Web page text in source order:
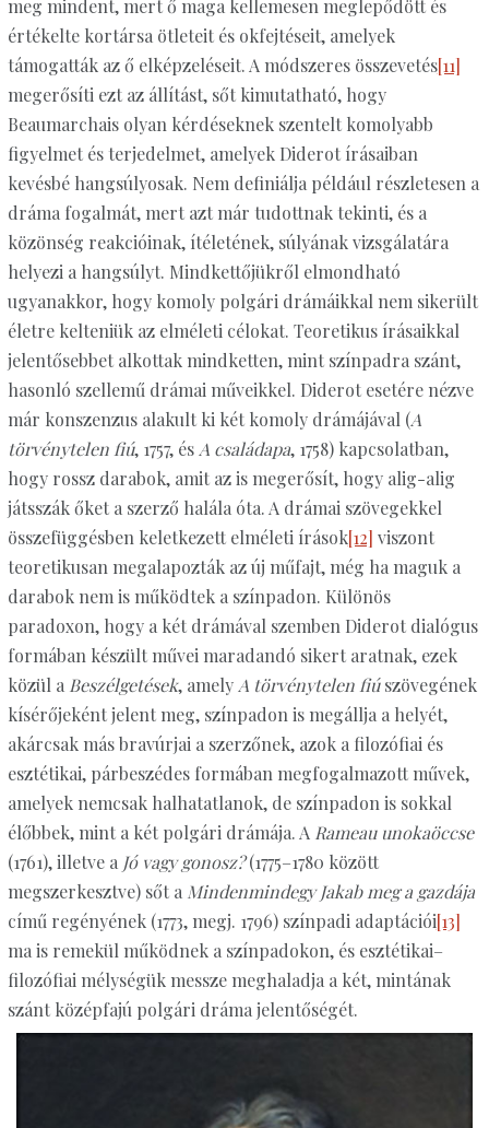
meg mindent, mert ő maga kellemesen meglepődött és
értékelte kortársa ötleteit és okfejtéseit, amelyek
támogatták az ő elképzeléseit. A módszeres összevetés[11]
megerősíti ezt az állítást, sőt kimutatható, hogy
Beaumarchais olyan kérdéseknek szentelt komolyabb
figyelmet és terjedelmet, amelyek Diderot írásaiban
kevésbé hangsúlyosak. Nem definiálja például részletesen a
dráma fogalmát, mert azt már tudottnak tekinti, és a
közönség reakcióinak, ítéletének, súlyának vizsgálatára
helyezi a hangsúlyt. Mindkettőjükről elmondható
ugyanakkor, hogy komoly polgári drámáikkal nem sikerült
életre kelteniük az elméleti célokat. Teoretikus írásaikkal
jelentősebbet alkottak mindketten, mint színpadra szánt,
hasonló szellemű drámai műveikkel. Diderot esetére nézve
már konszenzus alakult ki két komoly drámájával (A
törvénytelen fiú, 1757, és A családapa, 1758) kapcsolatban,
hogy rossz darabok, amit az is megerősít, hogy alig-alig
játsszák őket a szerző halála óta. A drámai szövegekkel
összefüggésben keletkezett elméleti írások[12] viszont
teoretikusan megalapozták az új műfajt, még ha maguk a
darabok nem is működtek a színpadon. Különös
paradoxon, hogy a két drámával szemben Diderot dialógus
formában készült művei maradandó sikert aratnak, ezek
közül a Beszélgetések, amely A törvénytelen fiúszövegének
kísérőjeként jelent meg, színpadon is megállja a helyét,
akárcsak más bravúrjai a szerzőnek, azok a filozófiai és
esztétikai, párbeszédes formában megfogalmazott művek,
amelyek nemcsak halhatatlanok, de színpadon is sokkal
élőbbek, mint a két polgári drámája. A Rameau unokaöccse
(1761), illetve a Jó vagy gonosz?(1775–1780 között
megszerkesztve) sőt a Mindenmindegy Jakab meg a gazdája
című regényének (1773, megj. 1796) színpadi adaptációi[13]
ma is remekül működnek a színpadokon, és esztétikai–
filozófiai mélységük messze meghaladja a két, mintának
szánt középfajú polgári dráma jelentőségét.